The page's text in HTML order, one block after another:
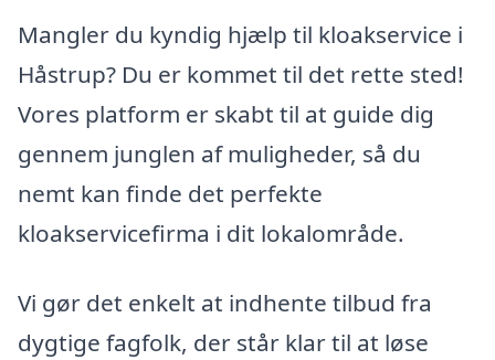
Mangler du kyndig hjælp til kloakservice i
Håstrup? Du er kommet til det rette sted!
Vores platform er skabt til at guide dig
gennem junglen af muligheder, så du
nemt kan finde det perfekte
kloakservicefirma i dit lokalområde.
Vi gør det enkelt at indhente tilbud fra
dygtige fagfolk, der står klar til at løse